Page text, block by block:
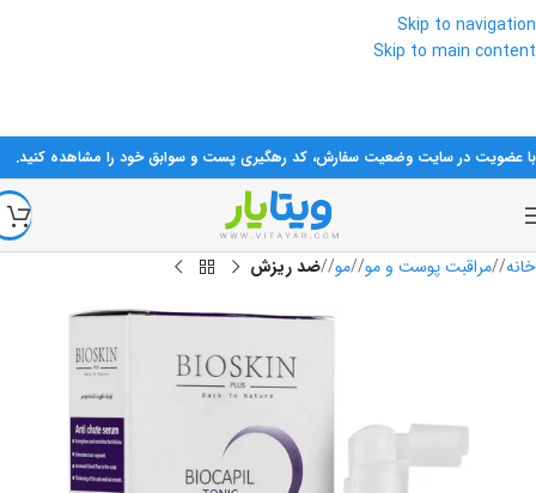
Skip to navigation
Skip to main content
با عضویت در سایت وضعیت سفارش، کد رهگیری پست و سوابق خود را مشاهده کنید.
خانه/ مراقبت پوست و مو/ مو/ ضد ریزش